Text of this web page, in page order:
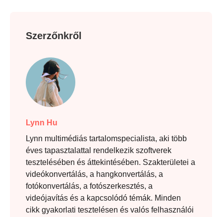
Szerzőnkről
Lynn Hu
Lynn multimédiás tartalomspecialista, aki több
éves tapasztalattal rendelkezik szoftverek
tesztelésében és áttekintésében. Szakterületei a
videókonvertálás, a hangkonvertálás, a
fotókonvertálás, a fotószerkesztés, a
videójavítás és a kapcsolódó témák. Minden
cikk gyakorlati tesztelésen és valós felhasználói